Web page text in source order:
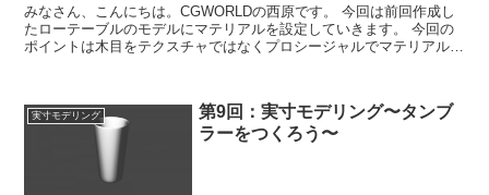
みなさん、こんにちは。CGWORLDの西原です。 今回は前回作成し
たローテーブルのモデルにマテリアルを設定していきます。 今回の
ポイントは木目をテクスチャではなくプロシージャルでマテリアルを
実寸モデリング
第9回：実寸モデリング〜タンブ
ラーをつくろう〜